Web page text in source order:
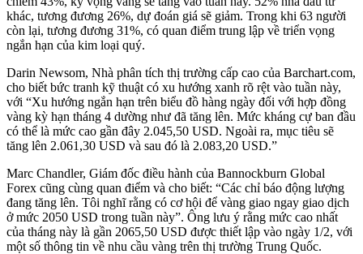
khác, tương đương 26%, dự đoán giá sẽ giảm. Trong khi 63 người
còn lại, tương đương 31%, có quan điểm trung lập về triển vọng
ngắn hạn của kim loại quý.
Darin Newsom, Nhà phân tích thị trường cấp cao của Barchart.com,
cho biết bức tranh kỹ thuật có xu hướng xanh rõ rệt vào tuần này,
với “Xu hướng ngắn hạn trên biểu đồ hàng ngày đối với hợp đồng
vàng kỳ hạn tháng 4 dường như đã tăng lên. Mức kháng cự ban đầu
có thể là mức cao gần đây 2.045,50 USD. Ngoài ra, mục tiêu sẽ
tăng lên 2.061,30 USD và sau đó là 2.083,20 USD.”
Marc Chandler, Giám đốc điều hành của Bannockburn Global
Forex cũng cùng quan điểm và cho biết: “Các chỉ báo động lượng
đang tăng lên. Tôi nghĩ rằng có cơ hội để vàng giao ngay giao dịch
ở mức 2050 USD trong tuần này”. Ông lưu ý rằng mức cao nhất
của tháng này là gần 2065,50 USD được thiết lập vào ngày 1/2, với
một số thông tin về nhu cầu vàng trên thị trường Trung Quốc.